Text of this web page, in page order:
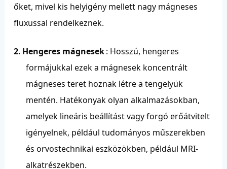
őket, mivel kis helyigény mellett nagy mágneses
fluxussal rendelkeznek.
2. Hengeres mágnesek: Hosszú, hengeres
formájukkal ezek a mágnesek koncentrált
mágneses teret hoznak létre a tengelyük
mentén. Hatékonyak olyan alkalmazásokban,
amelyek lineáris beállítást vagy forgó erőátvitelt
igényelnek, például tudományos műszerekben
és orvostechnikai eszközökben, például MRI-
alkatrészekben.